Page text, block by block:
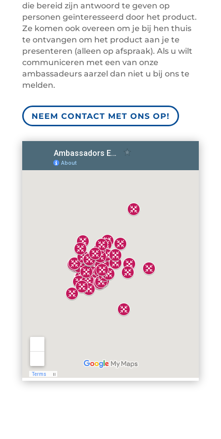
die bereid zijn antwoord te geven op
personen geïnteresseerd door het product.
Ze komen ook overeen om je bij hen thuis
te ontvangen om het product aan je te
presenteren (alleen op afspraak). Als u wilt
communiceren met een van onze
ambassadeurs aarzel dan niet u bij ons te
melden.
NEEM CONTACT MET ONS OP!